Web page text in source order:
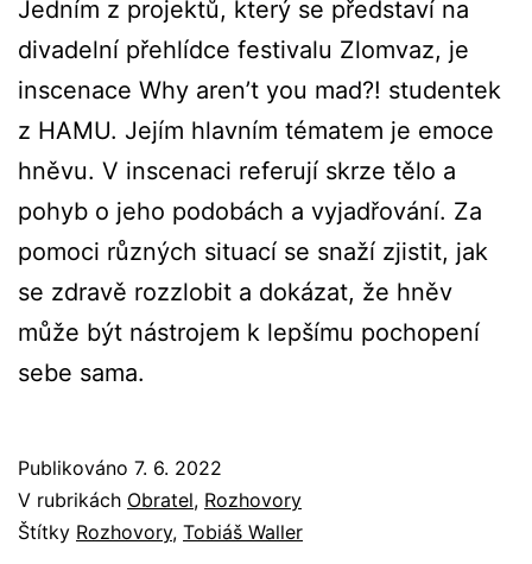
Jedním z projektů, který se představí na
divadelní přehlídce festivalu Zlomvaz, je
inscenace Why aren’t you mad?! studentek
z HAMU. Jejím hlavním tématem je emoce
hněvu. V inscenaci referují skrze tělo a
pohyb o jeho podobách a vyjadřování. Za
pomoci různých situací se snaží zjistit, jak
se zdravě rozzlobit a dokázat, že hněv
může být nástrojem k lepšímu pochopení
sebe sama.
Publikováno 7. 6. 2022
V rubrikách Obratel, Rozhovory
Štítky Rozhovory, Tobiáš Waller